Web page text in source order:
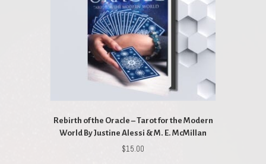
Rebirth of the Oracle – Tarot for the Modern
World By Justine Alessi & M. E. McMillan
$15.00